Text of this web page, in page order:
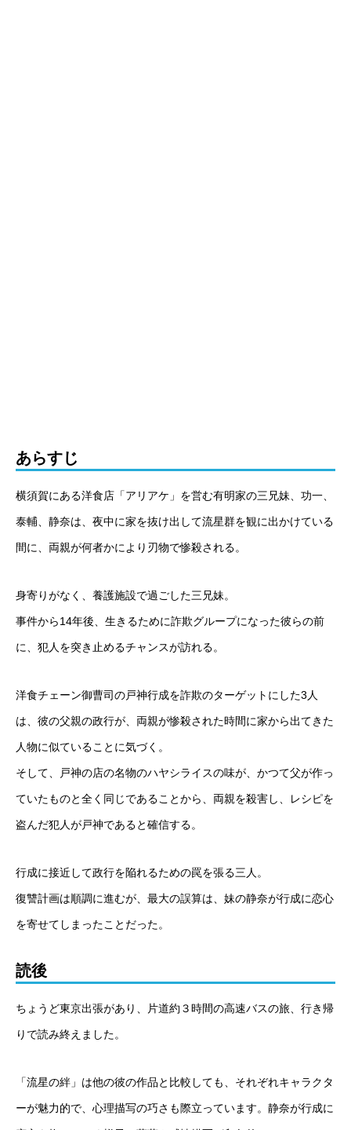
あらすじ
横須賀にある洋食店「アリアケ」を営む有明家の三兄妹、功一、
泰輔、静奈は、夜中に家を抜け出して流星群を観に出かけている
間に、両親が何者かにより刃物で惨殺される。
身寄りがなく、養護施設で過ごした三兄妹。
事件から14年後、生きるために詐欺グループになった彼らの前
に、犯人を突き止めるチャンスが訪れる。
洋食チェーン御曹司の戸神行成を詐欺のターゲットにした3人
は、彼の父親の政行が、両親が惨殺された時間に家から出てきた
人物に似ていることに気づく。
そして、戸神の店の名物のハヤシライスの味が、かつて父が作っ
ていたものと全く同じであることから、両親を殺害し、レシピを
盗んだ犯人が戸神であると確信する。
行成に接近して政行を陥れるための罠を張る三人。
復讐計画は順調に進むが、最大の誤算は、妹の静奈が行成に恋心
を寄せてしまったことだった。
読後
ちょうど東京出張があり、片道約３時間の高速バスの旅、行き帰
りで読み終えました。
「流星の絆」は他の彼の作品と比較しても、それぞれキャラクタ
ーが魅力的で、心理描写の巧さも際立っています。静奈が行成に